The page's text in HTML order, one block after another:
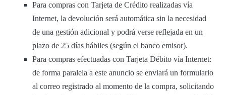
Para compras con Tarjeta de Crédito realizadas vía
Internet, la devolución será automática sin la necesidad
de una gestión adicional y podrá verse reflejada en un
plazo de 25 días hábiles (según el banco emisor).
Para compras efectuadas con Tarjeta Débito vía Internet:
de forma paralela a este anuncio se enviará un formulario
al correo registrado al momento de la compra, solicitando